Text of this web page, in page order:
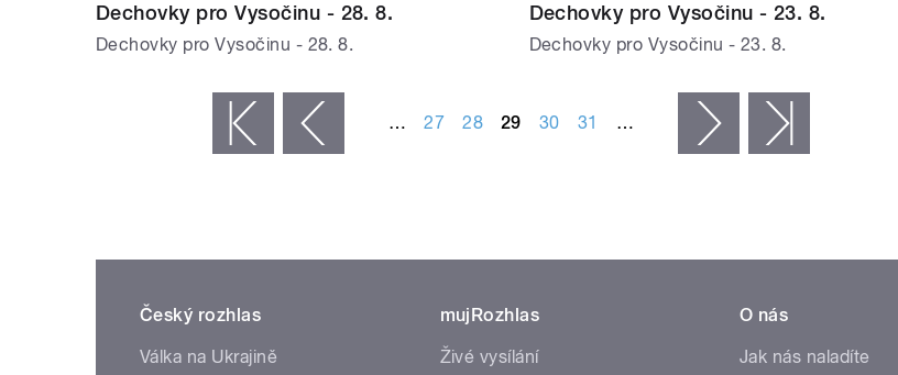
Dechovky pro Vysočinu - 28. 8.
Dechovky pro Vysočinu - 28. 8.
Dechovky pro Vysočinu - 23. 8.
Dechovky pro Vysočinu - 23. 8.
‹ předchozí … 27 28 29 30 31 … následující ›
Český rozhlas
Válka na Ukrajině
mujRozhlas
Živé vysílání
O nás
Jak nás naladíte